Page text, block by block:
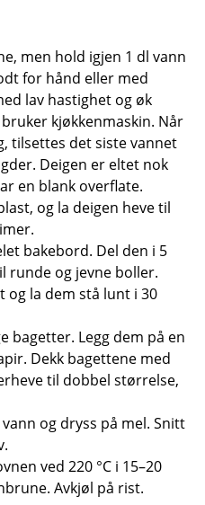
men hold igjen 1 dl vann
for hånd eller med
lav hastighet og øk
kjøkkenmaskin. Når
tilsettes det siste vannet
Deigen er eltet nok
en blank overflate.
og la deigen heve til
bakebord. Del den i 5
runde og jevne boller.
og la dem stå lunt i 30
bagetter. Legg dem på en
Dekk bagettene med
til dobbel størrelse,
og dryss på mel. Snitt
ved 220 °C i 15–20
Avkjøl på rist.